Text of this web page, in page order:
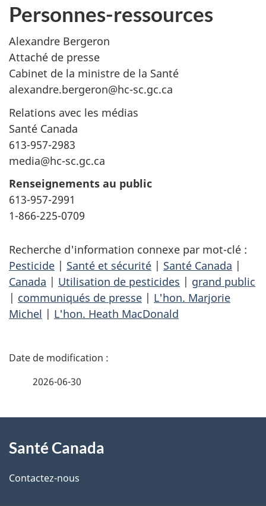
Personnes-ressources
Alexandre Bergeron
Attaché de presse
Cabinet de la ministre de la Santé
alexandre.bergeron@hc-sc.gc.ca
Relations avec les médias
Santé Canada
613-957-2983
media@hc-sc.gc.ca
Renseignements au public
613-957-2991
1-866-225-0709
Recherche d'information connexe par mot-clé :
Pesticide | Santé et sécurité | Santé Canada |
Canada | Utilisation de pesticides | grand public
| communiqués de presse | L'hon. Marjorie
Michel | L'hon. Heath MacDonald
D
i
l
2026-06-30
propos
de
Santé Canada
Contactez-nous